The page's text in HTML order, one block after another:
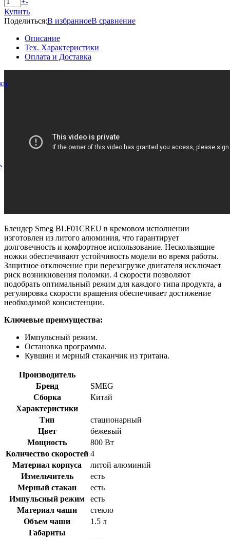
Купить
Поделиться:В избранноеВ сравнение
Описание
Тех. Характеристики
Оплата и Доставка
Блендер Smeg BLF01CREU в кремовом исполнении
изготовлен из литого алюминия, что гарантирует
долговечность и комфортное использование. Нескользящие
ножки обеспечивают устойчивость модели во время работы.
Защитное отключение при перезагрузке двигателя исключает
риск возникновения поломки. 4 скорости позволяют
подобрать оптимальный режим для каждого типа продукта, а
регулировка скорости вращения обеспечивает достижение
необходимой консистенции.
Ключевые преимущества:
Импульсный режим.
Остановка программы.
Кувшин и мерный стаканчик из тритана.
Производитель
Бренд
SMEG
Сборка
Китай
Характеристики
Тип
стационарный
Цвет
бежевый
Мощность
800 Вт
Количество скоростей 4
Материал корпуса
литой алюминий
Измельчитель
есть
Мерный стакан
есть
Импульсный режим
есть
Материал чаши
стекло
Объем чаши
1.5 л
Габариты